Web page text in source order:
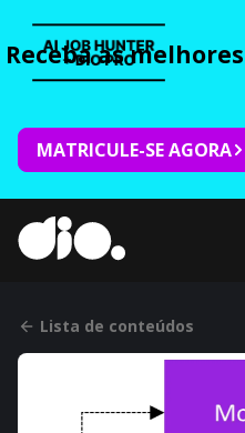
Receba as
MATRICULE-SE AGORA
Lista de conteúdos